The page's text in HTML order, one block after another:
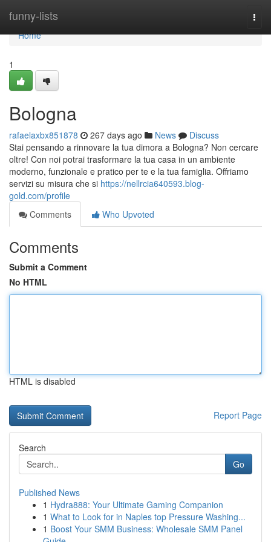
funny-lists
Home
Home
1
Bologna
rafaelaxbx851878 267 days ago News
Discuss
Stai pensando a rinnovare la tua dimora a Bologna? Non cercare
oltre! Con noi potrai trasformare la tua casa in un ambiente
moderno, funzionale e pratico per te e la tua famiglia. Offriamo
servizi su misura che si https://nellrcia640593.blog-
gold.com/profile
Comments
Who Upvoted
Comments
Submit a Comment
No HTML
HTML is disabled
Report Page
Search
Go
Published News
1 Hydra888: Your Ultimate Gaming Companion
1 What to Look for in Naples top Pressure Washing...
1 Boost Your SMM Business: Wholesale SMM Panel